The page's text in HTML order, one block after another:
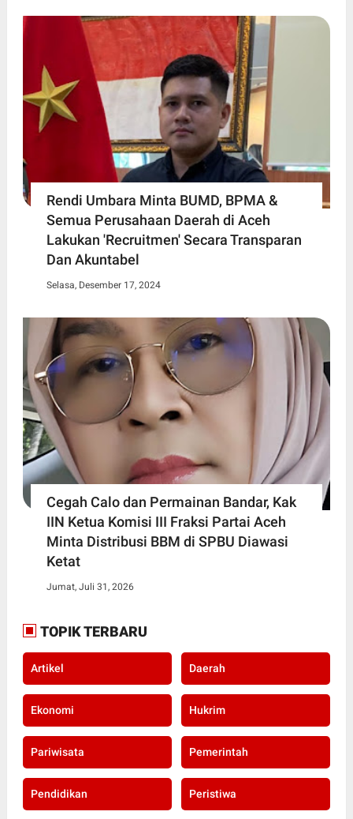
Rendi Umbara Minta BUMD, BPMA &
Semua Perusahaan Daerah di Aceh
Lakukan 'Recruitmen' Secara Transparan
Dan Akuntabel
Selasa, Desember 17, 2024
Cegah Calo dan Permainan Bandar, Kak
IIN Ketua Komisi III Fraksi Partai Aceh
Minta Distribusi BBM di SPBU Diawasi
Ketat
Jumat, Juli 31, 2026
TOPIK TERBARU
Artikel Daerah
Ekonomi Hukrim
Pariwisata Pemerintah
Pendidikan Peristiwa